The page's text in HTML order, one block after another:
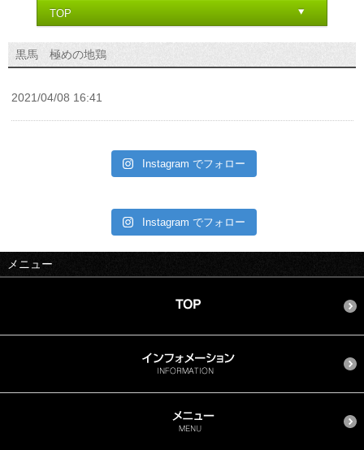
黒馬 極めの地鶏
2021/04/08 16:41
Instagram でフォロー
Instagram でフォロー
メニュー